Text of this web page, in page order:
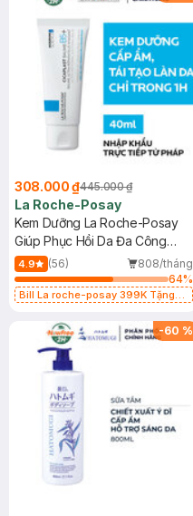
308.000 ₫445.000 ₫
La Roche-Posay
Kem Dưỡng La Roche-Posay
Giúp Phục Hồi Da Đa Công
Dụng 40ml
4.9 (56)
808/tháng
64%
Bill La roche-posay 399K Tặng
(SL có hạn)
-60 %